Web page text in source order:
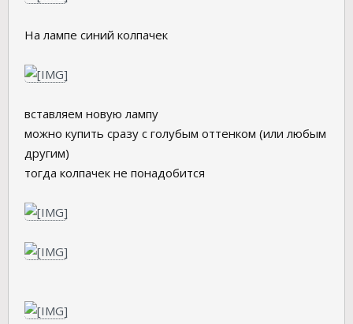
На лампе синий колпачек
вставляем новую лампу
можно купить сразу с голубым оттенком (или любым
другим)
тогда колпачек не понадобится